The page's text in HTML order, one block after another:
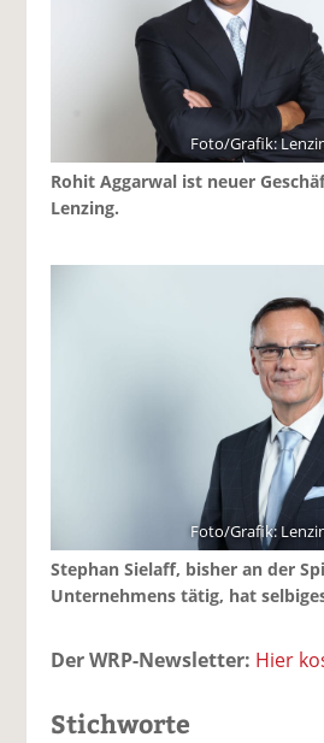
Foto/Grafik:
Rohit Aggarwal ist neuer
Lenzing.
Foto/Grafik:
Stephan Sielaff, bisher an der
Unternehmens tätig, hat
Der WRP-Newsletter: Hier
Stichworte